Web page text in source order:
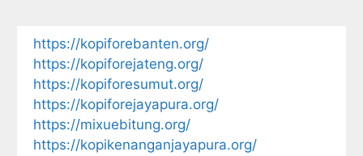
https://kopiforebanten.org/
https://kopiforejateng.org/
https://kopiforesumut.org/
https://kopiforejayapura.org/
https://mixuebitung.org/
https://kopikenanganjayapura.org/